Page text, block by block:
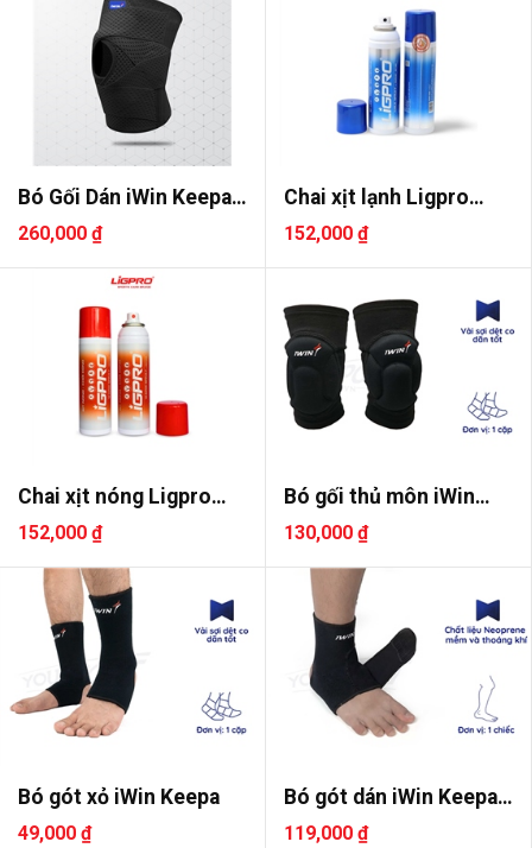
Bó Gối Dán iWin Keepa
IKN205
260,000 ₫
Chai xịt lạnh Ligpro
200ml
152,000 ₫
Chai xịt nóng Ligpro
200ml
152,000 ₫
Bó gối thủ môn iWin
Keepa Pr..
130,000 ₫
Bó gót xỏ iWin Keepa
49,000 ₫
Bó gót dán iWin Keepa
Pro
119,000 ₫